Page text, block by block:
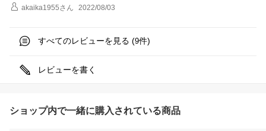
akaika1955さん 2022/08/03
すべてのレビューを見る (9件)
レビューを書く
ショップ内で一緒に購入されている商品